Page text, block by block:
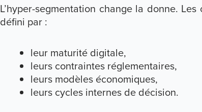
L’hyper-segmentation change la donne.
défini par :
leur maturité digitale,
leurs contraintes réglementaires,
leurs modèles économiques,
leurs cycles internes de décision.